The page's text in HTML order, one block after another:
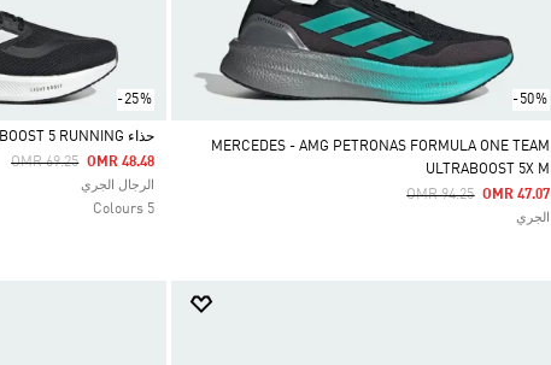
-50%
MERCEDES - AMG PETRONAS FORMULA ONE TEAM
ULTRABOOST 5X M
Price Reduced From
OMR 94.25ToOMR 47.07
الجري
-25%
Selected
حذاء PUREBOOST 5 RUNNING
Price Reduced From
OMR 69.25ToOMR 48.48
الرجال الجري
5 Colours